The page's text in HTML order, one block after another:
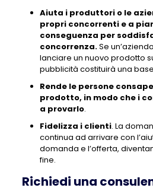
Aiuta i produttori o le
propri concorrenti e a
conseguenza per
concorrenza.Se
lanciare un nuovo prodotto
pubblicità costituirà una
Rende le persone
prodotto, in modo che i
a provarlo.
Fidelizza i clienti. La
continua ad arrivare con
domanda e l’offerta,
fine.
Richiedi una